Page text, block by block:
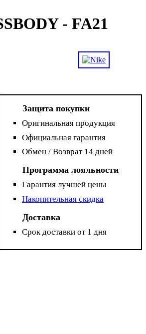
- FA21
Защита покупки
Оригинальная продукция
Официальная гарантия
Обмен / Возврат 14 дней
Программа лояльности
Гарантия лучшей цены
Накопительная скидка
Доставка
Срок доставки от 1 дня